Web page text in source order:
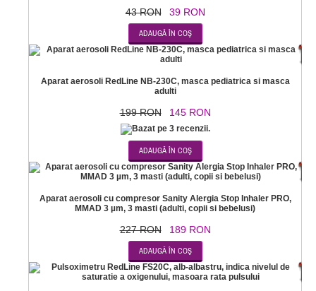
43 RON 39 RON
Aparat aerosoli RedLine NB-230C, masca pediatrica si masca
adulti
199 RON 145 RON
Aparat aerosoli cu compresor Sanity Alergia Stop Inhaler PRO,
MMAD 3 µm, 3 masti (adulti, copii si bebelusi)
227 RON 189 RON